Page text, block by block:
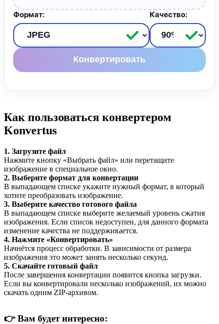
Формат: Качество:
Конвертировать
Как пользоваться конвертером
Konvertus
1. Загрузите файл
Нажмите кнопку «Выбрать файл» или перетащите
изображение в специальное окно.
2. Выберите формат для конвертации
В выпадающем списке укажите нужный формат, в который
хотите преобразовать изображение.
3. Выберите качество готового файла
В выпадающем списке выберите желаемый уровень сжатия
изображения. Если список недоступен, для данного формата
изменение качества не поддерживается.
4. Нажмите «Конвертировать»
Начнётся процесс обработки. В зависимости от размера
изображения это может занять несколько секунд.
5. Скачайте готовый файл
После завершения конвертации появится кнопка загрузки.
Если вы конвертировали несколько изображений, их можно
скачать одним ZIP-архивом.
👉Вам будет интересно: